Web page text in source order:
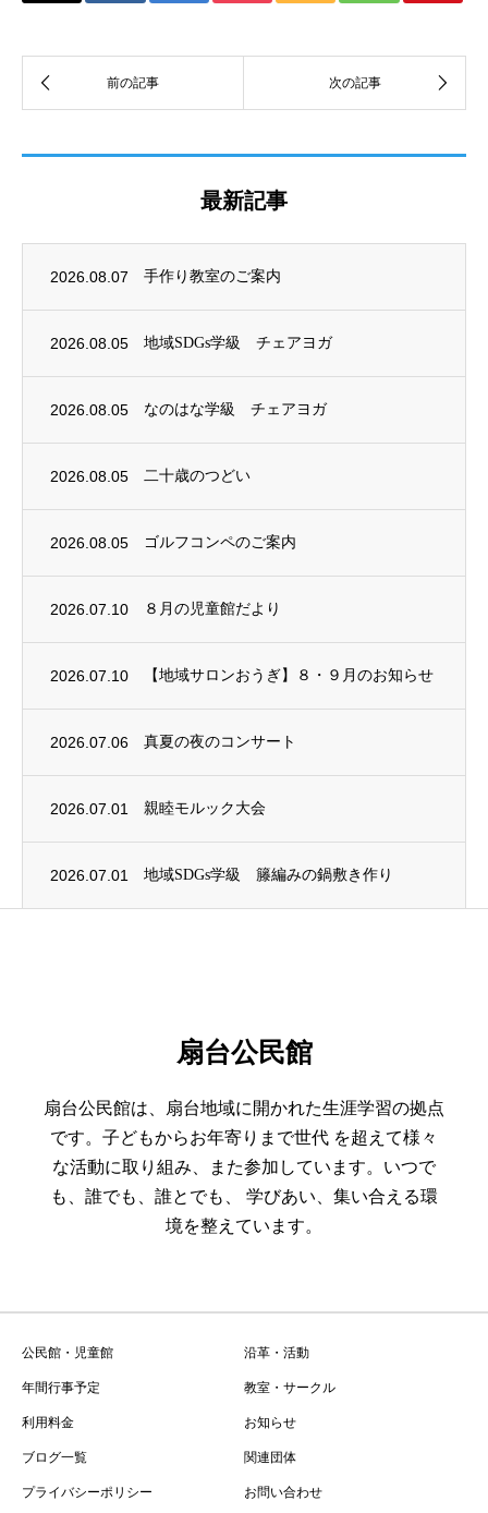
最新記事
2026.08.07 手作り教室のご案内
2026.08.05 地域SDGs学級 チェアヨガ
2026.08.05 なのはな学級 チェアヨガ
2026.08.05 二十歳のつどい
2026.08.05 ゴルフコンペのご案内
2026.07.10 ８月の児童館だより
2026.07.10 【地域サロンおうぎ】８・９月のお知らせ
2026.07.06 真夏の夜のコンサート
2026.07.01 親睦モルック大会
2026.07.01 地域SDGs学級 籐編みの鍋敷き作り
扇台公民館
扇台公民館は、扇台地域に開かれた生涯学習の拠点
です。子どもからお年寄りまで世代 を超えて様々
な活動に取り組み、また参加しています。いつで
も、誰でも、誰とでも、 学びあい、集い合える環
境を整えています。
公民館・児童館 沿革・活動
年間行事予定 教室・サークル
利用料金 お知らせ
ブログ一覧 関連団体
プライバシーポリシー お問い合わせ